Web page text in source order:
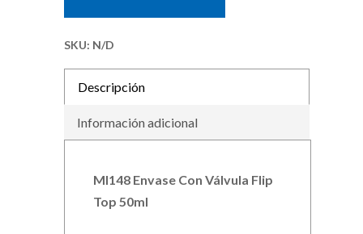
SKU: N/D
Descripción
Información adicional
MI148 Envase Con Válvula Flip
Top 50ml